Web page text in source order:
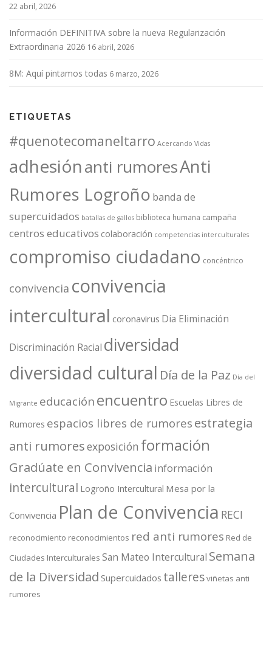
22 abril, 2026
Información DEFINITIVA sobre la nueva Regularización
Extraordinaria 2026 16 abril, 2026
8M: Aquí pintamos todas 6 marzo, 2026
ETIQUETAS
#quenotecomaneltarro Acercando Vidas
adhesiónanti rumoresAnti
Rumores Logroño banda de
supercuidados batallas de gallos biblioteca humana campaña
centros educativos colaboración competencias interculturales
compromiso ciudadano concéntrico
convivencia convivencia
intercultural coronavirus Dia Eliminación
Discriminación Racial diversidad
diversidad cultural Día de la Paz Día del
Migrante educaciónencuentro Escuelas Libres de
Rumores espacios libres de rumores estrategia
anti rumoresexposición formación
Gradúate en Convivencia información
intercultural Logroño Intercultural Mesa por la
Convivencia Plan de Convivencia RECI
reconocimiento reconocimientos red anti rumores Red de
Ciudades Interculturales San Mateo Intercultural Semana
de la Diversidad Supercuidados talleresviñetas anti
rumores